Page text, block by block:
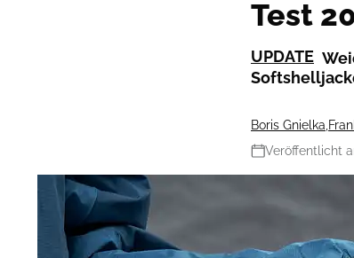
Test
UPDATE
Boris Gnielka
Veröffentlicht